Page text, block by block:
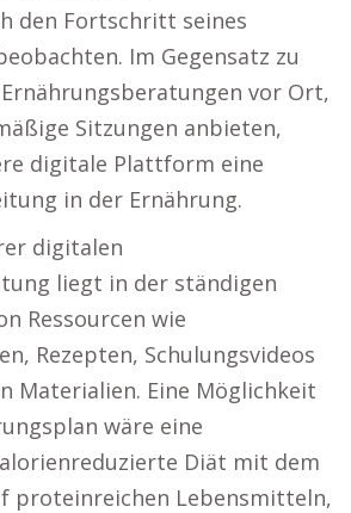
den Fortschritt seines
Im Gegensatz zu
vor Ort,
Sitzungen anbieten,
digitale Plattform eine
in der Ernährung.
digitalen
liegt in der ständigen
Ressourcen wie
Rezepten, Schulungsvideos
Materialien. Eine Möglichkeit
wäre eine
Diät mit dem
proteinreichen Lebensmitteln,